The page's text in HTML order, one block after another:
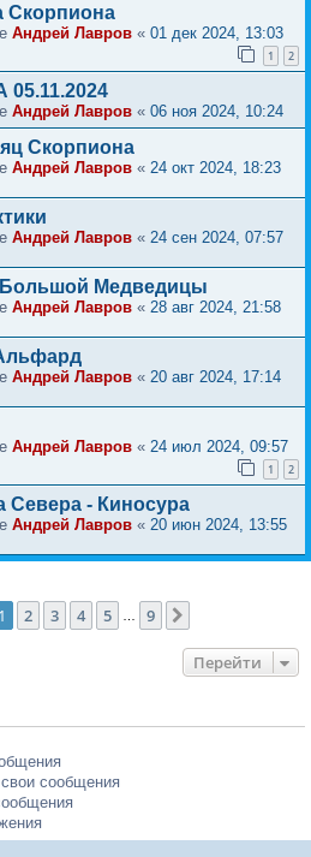
Скорпиона
Андрей Лавров « 01 дек 2024, 13:03
1 2
Андрей Лавров « 06 ноя 2024, 10:24
Скорпиона
Андрей Лавров « 24 окт 2024, 18:23
Андрей Лавров « 24 сен 2024, 07:57
Медведицы
Андрей Лавров « 28 авг 2024, 21:58
Андрей Лавров « 20 авг 2024, 17:14
Андрей Лавров « 24 июл 2024, 09:57
1 2
Севера - Киносура
Андрей Лавров « 20 июн 2024, 13:55
из
1 2 3 4 5 9
Перейти
сообщения